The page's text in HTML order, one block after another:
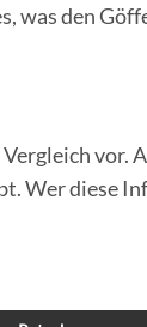
was den
vor.
Wer diese